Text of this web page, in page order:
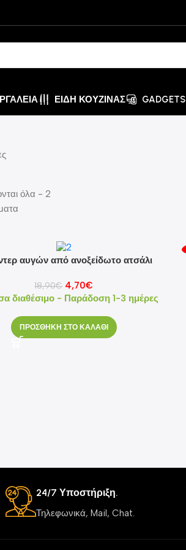
ΕΙΔΗ ΚΟΥΖΙΝΑΣ GADGETS
όλα - 2
αυγών από ανοξείδωτο ατσάλι
18,90€ 4,70€
διαθέσιμο - Παράδοση 1-3 ημέρες
ΠΡΟΣΘΗΚΗ ΣΤΟ ΚΑΛΑΘΙ
24/7 Υποστήριξη.
Τηλεφωνικά, Mail, Chat.